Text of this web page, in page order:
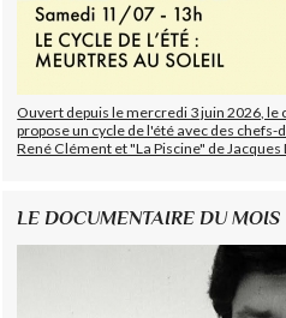
Ouvert depuis le mercredi 3 juin 2026, le
propose un cycle de l'été avec des
René Clément et "La Piscine" de Jacques
LE DOCUMENTAIRE DU MOIS